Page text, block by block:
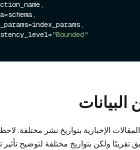
"Bounded"
الإخبارية بتواريخ نشر مختلفة.
ولكن بتواريخ مختلفة لتوضيح تأثير